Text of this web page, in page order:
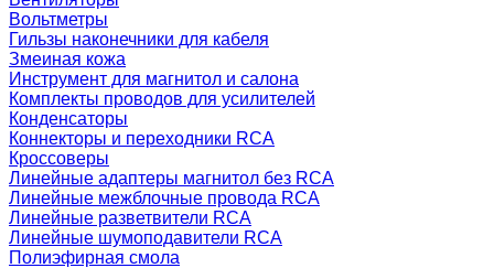
Вольтметры
Гильзы наконечники для кабеля
Змеиная кожа
Инструмент для магнитол и салона
Комплекты проводов для усилителей
Конденсаторы
Коннекторы и переходники RCA
Кроссоверы
Линейные адаптеры магнитол без RCA
Линейные межблочные провода RCA
Линейные разветвители RCA
Линейные шумоподавители RCA
Полиэфирная смола